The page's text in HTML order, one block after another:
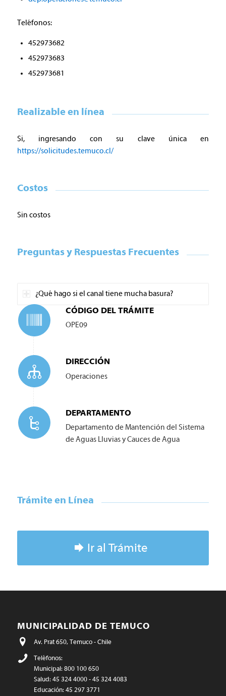
Teléfonos:
452973682
452973683
452973681
Realizable en línea
Si, ingresando con su clave única en
https://solicitudes.temuco.cl/
Costos
Sin costos
Preguntas y Respuestas Frecuentes
¿Qué hago si el canal tiene mucha basura?
CÓDIGO DEL TRÁMITE
OPE09
DIRECCIÓN
Operaciones
DEPARTAMENTO
Departamento de Mantención del Sistema
de Aguas Lluvias y Cauces de Agua
Trámite en Línea
Ir al Trámite
MUNICIPALIDAD DE TEMUCO
Av. Prat 650, Temuco - Chile
Teléfonos:
Municipal: 800 100 650
Salud: 45 324 4000 - 45 324 4083
Educación: 45 297 3771